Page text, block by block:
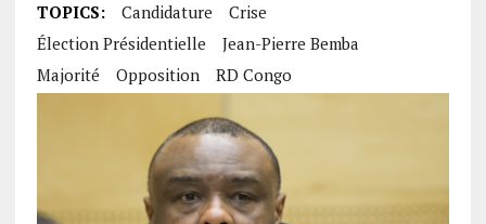
TOPICS: Candidature
Crise
Élection Présidentielle
Jean-Pierre Bemba
Majorité
Opposition RD Congo